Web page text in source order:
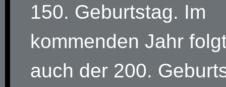
150. Geburtstag. Im
kommenden Jahr
auch der 200.